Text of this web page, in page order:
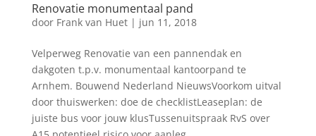
Renovatie monumentaal pand
door Frank van Huet| jun 11, 2018
Velperweg Renovatie van een pannendak en
dakgoten t.p.v. monumentaal kantoorpand te
Arnhem. Bouwend Nederland NieuwsVoorkom uitval
door thuiswerken: doe de checklistLeaseplan: de
juiste bus voor jouw klusTussenuitspraak RvS over